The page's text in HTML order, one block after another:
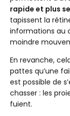
rapide et plus
tapissent la
informations au
moindre
En revanche,
pattes qu’une
est possible de
chasser : les
fuient.